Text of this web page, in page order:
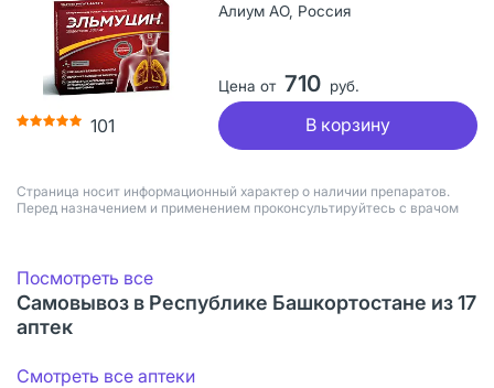
101
Алиум АО, Россия
Цена от 710 руб.
В корзину
Страница носит информационный характер о наличии препаратов.
Перед назначением и применением проконсультируйтесь с врачом
Посмотреть все
Самовывоз в Республике Башкортостане из 17
аптек
Смотреть все аптеки